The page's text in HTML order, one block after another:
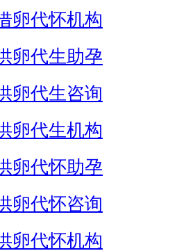
卵代怀机构
卵代生助孕
卵代生咨询
卵代生机构
卵代怀助孕
卵代怀咨询
卵代怀机构